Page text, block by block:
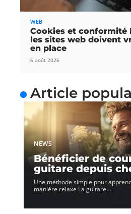
WEB
Cookies et conformité
les sites web doivent
en place
6 août 2026
Article
NEWS
Bénéficier de
guitare depuis
Une méthode simple pour
manière relaxe La guitare…